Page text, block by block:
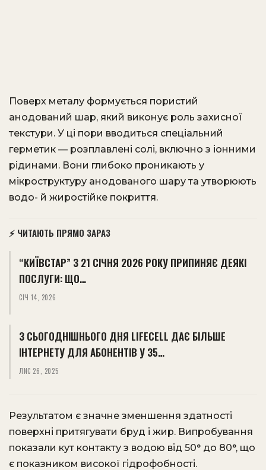
Поверх металу формується пористий
анодований шар, який виконує роль захисної
текстури. У ці пори вводиться спеціальний
герметик — розплавлені солі, включно з іонними
рідинами. Вони глибоко проникають у
мікроструктуру анодованого шару та утворюють
водо- й жиростійке покриття.
⚡ ЧИТАЮТЬ ПРЯМО ЗАРАЗ
“КИЇВСТАР” З 21 СІЧНЯ 2026 РОКУ ПРИПИНЯЄ ДЕЯКІ
ПОСЛУГИ: ЩО…
СІЧ 14, 2026
З СЬОГОДНІШНЬОГО ДНЯ LIFECELL ДАЄ БІЛЬШЕ
ІНТЕРНЕТУ ДЛЯ АБОНЕНТІВ У 35…
ЛИС 26, 2025
Результатом є значне зменшення здатності
поверхні притягувати бруд і жир. Випробування
показали кут контакту з водою від 50° до 80°, що
є показником високої гідрофобності.